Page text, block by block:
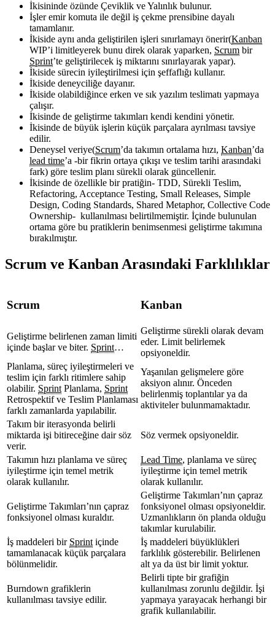
İkisininde özünde Çeviklik ve Yalınlık bulunur.
İşler emir komuta ile değil iş çekme prensibine dayalı
tamamlanır.
İkiside aynı anda geliştirilen işleri sınırlamayı önerir(Kanban
WIP’i limitleyerek bunu direk olarak yaparken, Scrum bir
Sprint’te geliştirilecek iş miktarını sınırlayarak yapar).
İkiside sürecin iyileştirilmesi için şeffaflığı kullanır.
İkiside deneyciliğe dayanır.
İkiside olabildiğince erken ve sık yazılım teslimatı yapmaya
çalışır.
İkisinde de geliştirme takımları kendi kendini yönetir.
İkisinde de büyük işlerin küçük parçalara ayrılması tavsiye
edilir.
Deneysel veriye(Scrum’da takımın ortalama hızı, Kanban’da
lead time’a -bir fikrin ortaya çıkışı ve teslim tarihi arasındaki
fark) göre teslim planı sürekli olarak güncellenir.
İkisinde de özellikle bir pratiğin- TDD, Sürekli Teslim,
Refactoring, Acceptance Testing, Small Releases, Simple
Design, Coding Standards, Shared Metaphor, Collective Code
Ownership- kullanılması belirtilmemiştir. İçinde bulunulan
ortama göre bu pratiklerin benimsenmesi geliştirme takımına
bırakılmıştır.
Scrum ve Kanban Arasındaki Farklılıklar
Scrum Kanban
Geliştirme belirlenen zaman limiti
içinde başlar ve biter. Sprint…
Geliştirme sürekli olarak devam
eder. Limit belirlemek
opsiyoneldir.
Planlama, süreç iyileştirmeleri ve
teslim için farklı ritimlere sahip
olabilir. Sprint Planlama, Sprint
Retrospektif ve Teslim Planlaması
farklı zamanlarda yapılabilir.
Yaşanılan gelişmelere göre
aksiyon alınır. Önceden
belirlenmiş toplantılar ya da
aktiviteler bulunmamaktadır.
Takım bir iterasyonda belirli
miktarda işi bitireceğine dair söz
verir.
Söz vermek opsiyoneldir.
Takımın hızı planlama ve süreç
iyileştirme için temel metrik
olarak kullanılır.
Lead Time, planlama ve süreç
iyileştirme için temel metrik
olarak kullanılır.
Geliştirme Takımları’nın çapraz
fonksiyonel olması kuraldır.
Geliştirme Takımları’nın çapraz
fonksiyonel olması opsiyoneldir.
Uzmanlıkların ön planda olduğu
takımlar kurulabilir.
İş maddeleri bir Sprint içinde
tamamlanacak küçük parçalara
bölünmelidir.
İş maddeleri büyüklükleri
farklılık gösterebilir. Belirlenen
alt ya da üst bir limit yoktur.
Burndown grafiklerin
kullanılması tavsiye edilir.
Belirli tipte bir grafiğin
kullanılması zorunlu değildir. İşi
yapmaya yarayacak herhangi bir
grafik kullanılabilir.